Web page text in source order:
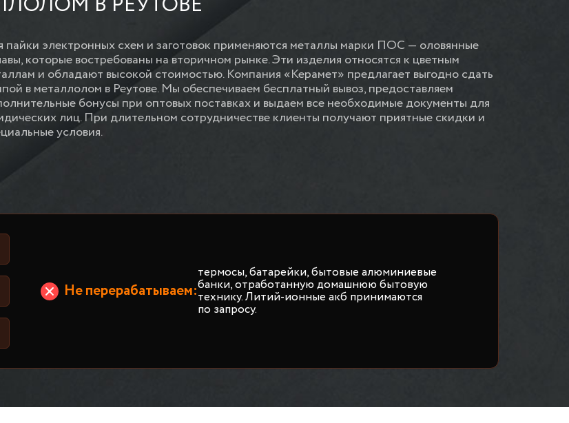
пайки электронных схем и заготовок применяются металлы марки ПОС — оловянные
которые востребованы на вторичном рынке. Эти изделия относятся к цветным
и обладают высокой стоимостью. Компания «Керамет» предлагает выгодно сдать
в металлолом в Реутове. Мы обеспечиваем бесплатный вывоз, предоставляем
бонусы при оптовых поставках и выдаем все необходимые документы для
лиц. При длительном сотрудничестве клиенты получают приятные скидки и
условия.
Не перерабатываем:
термосы, батарейки, бытовые алюминиевые
банки, отработанную домашнюю бытовую
технику. Литий-ионные акб принимаются
по запросу.